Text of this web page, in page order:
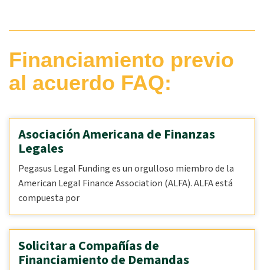
Financiamiento previo
al acuerdo FAQ:
Asociación Americana de Finanzas
Legales
Pegasus Legal Funding es un orgulloso miembro de la
American Legal Finance Association (ALFA). ALFA está
compuesta por
Solicitar a Compañías de
Financiamiento de Demandas